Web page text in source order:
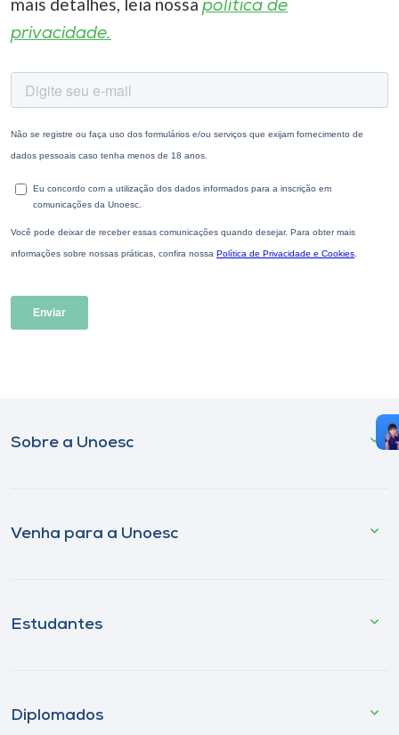
política de
privacidade.
Sobre a Unoesc
Venha para a Unoesc
Estudantes
Diplomados